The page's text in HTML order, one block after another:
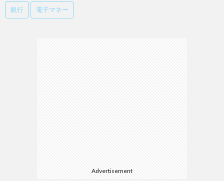
銀行 電子マネー
Advertisement